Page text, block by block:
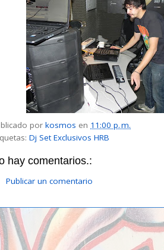
por kosmos en 11:00 p. m.
Dj Set Exclusivos HRB
hay comentarios.:
Publicar un comentario